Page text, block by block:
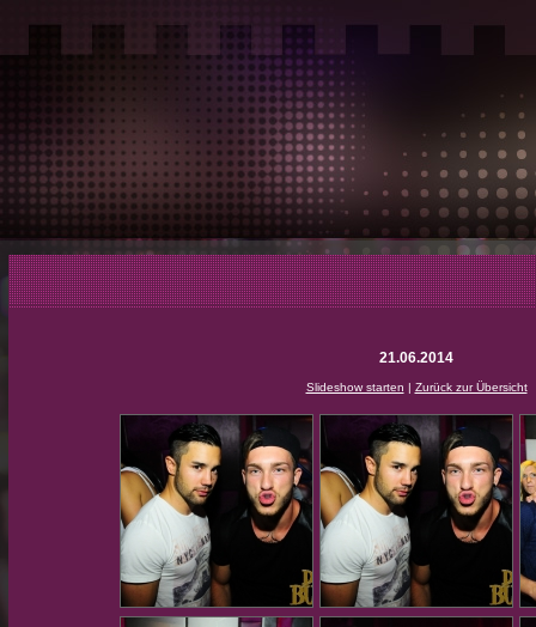
21.06.2014
Slideshow starten | Zurück zur Übersicht